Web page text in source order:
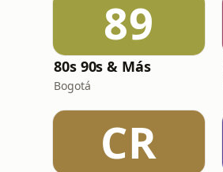
89
80s 90s & Más
Bogotá
CR